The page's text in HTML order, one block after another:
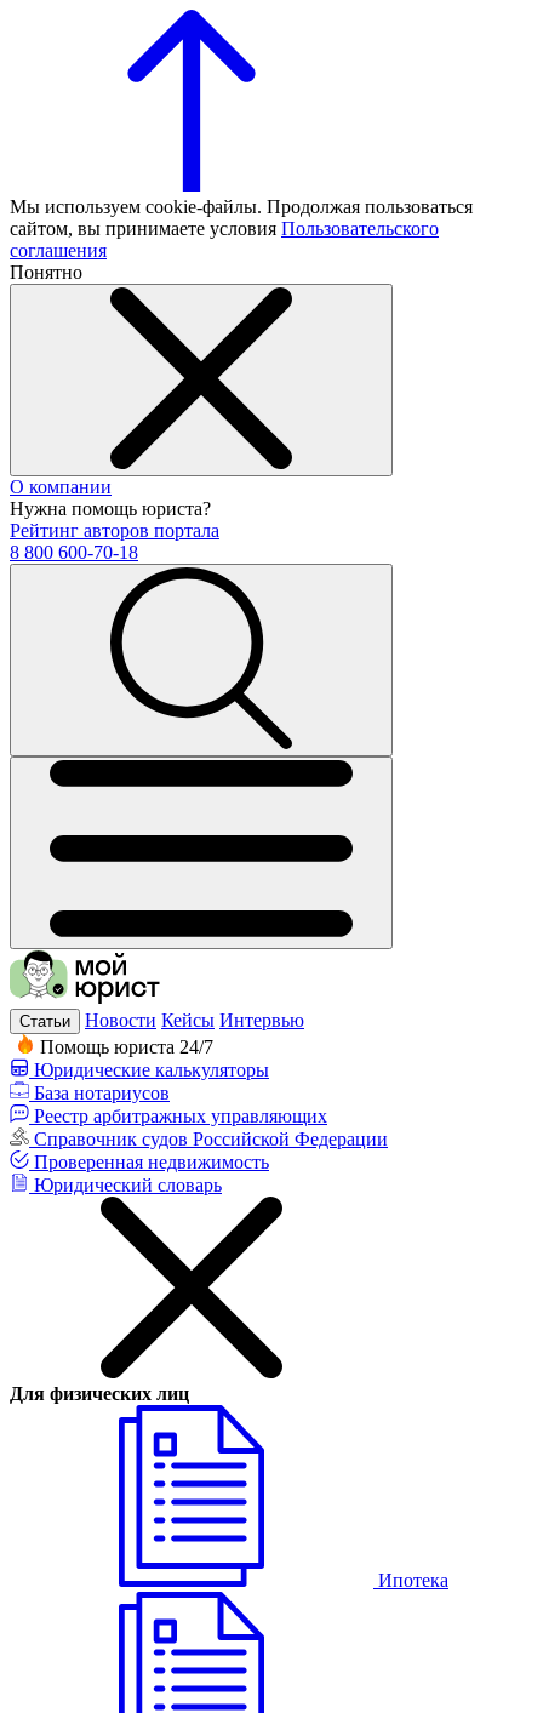
Мы используем cookie-файлы. Продолжая пользоваться
сайтом, вы принимаете условия Пользовательского
соглашения
Понятно
О компании
Нужна помощь юриста?
Рейтинг авторов портала
8 800 600-70-18
Статьи Новости Кейсы Интервью
Помощь юриста 24/7
Юридические калькуляторы
База нотариусов
Реестр арбитражных управляющих
Справочник судов Российской Федерации
Проверенная недвижимость
Юридический словарь
Для физических лиц
Ипотека